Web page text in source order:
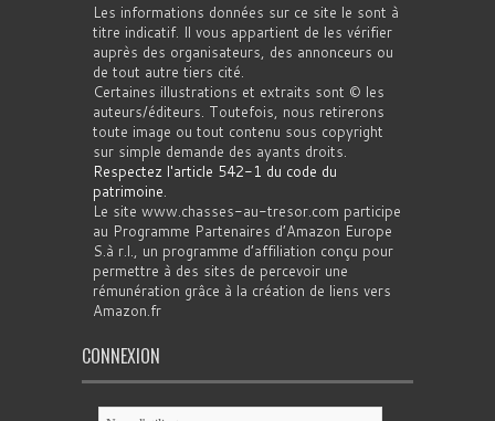
Les informations données sur ce site le sont à
titre indicatif. Il vous appartient de les vérifier
auprès des organisateurs, des annonceurs ou
de tout autre tiers cité.
Certaines illustrations et extraits sont © les
auteurs/éditeurs. Toutefois, nous retirerons
toute image ou tout contenu sous copyright
sur simple demande des ayants droits.
Respectez l'article 542-1 du code du
patrimoine.
Le site www.chasses-au-tresor.com participe
au Programme Partenaires d’Amazon Europe
S.à r.l., un programme d’affiliation conçu pour
permettre à des sites de percevoir une
rémunération grâce à la création de liens vers
Amazon.fr
CONNEXION